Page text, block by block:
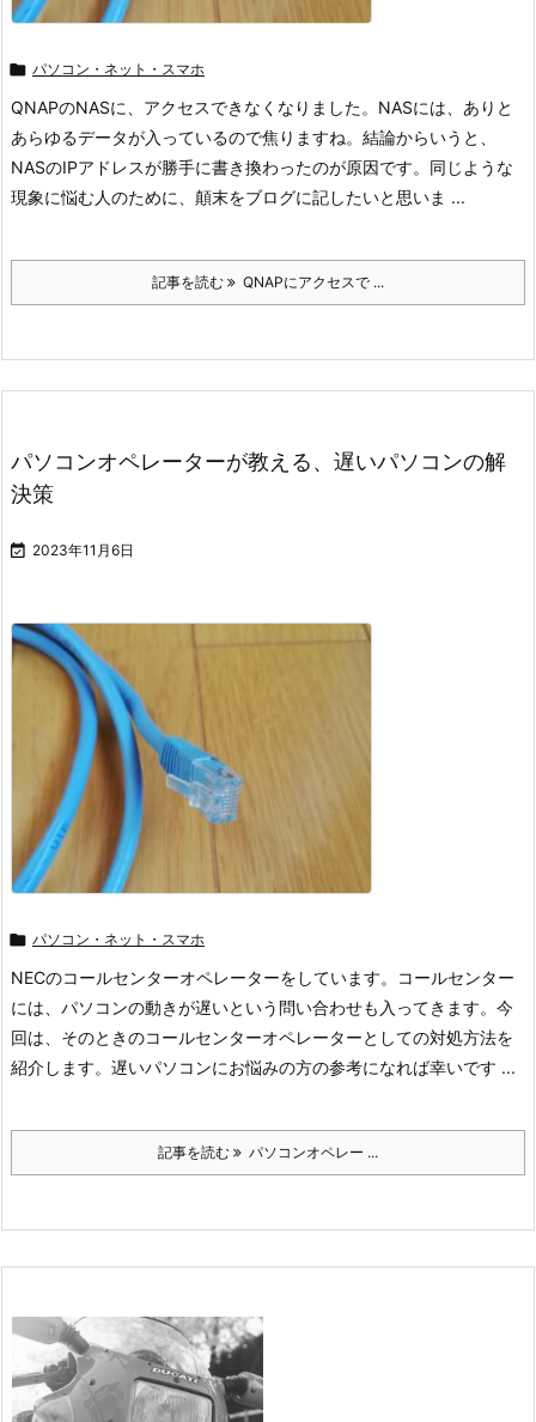
 パソコン・ネット・スマホ
QNAPのNASに、アクセスできなくなりました。NASには、ありと
あらゆるデータが入っているので焦りますね。結論からいうと、
NASのIPアドレスが勝手に書き換わったのが原因です。同じような
現象に悩む人のために、顛末をブログに記したいと思いま ...
記事を読む QNAPにアクセスで ...
パソコンオペレーターが教える、遅いパソコンの解
決策
 2023年11月6日
 パソコン・ネット・スマホ
NECのコールセンターオペレーターをしています。コールセンター
には、パソコンの動きが遅いという問い合わせも入ってきます。今
回は、そのときのコールセンターオペレーターとしての対処方法を
紹介します。遅いパソコンにお悩みの方の参考になれば幸いです ...
記事を読む パソコンオペレー ...